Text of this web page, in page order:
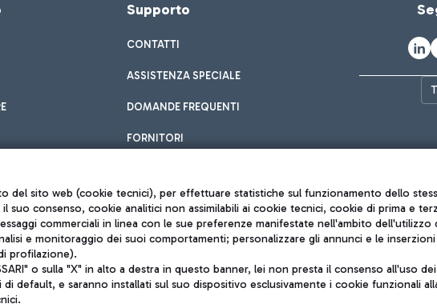
Supporto
CONTATTI
ASSISTENZA SPECIALE
DOMANDE FREQUENTI
FORNITORI
Note legali
Mappa sito
Roma FCO
L'aeroporto
del sito web (cookie tecnici), per effettuare statistiche sul funzionamento dello
suo consenso, cookie analitici non assimilabili ai cookie tecnici, cookie di prima e
commerciali in linea con le sue preferenze manifestate nell'ambito dell'utilizzo
e monitoraggio dei suoi comportamenti; personalizzare gli annunci e le
profilazione).
o sulla "X" in alto a destra in questo banner, lei non presta il consenso all'uso
default, e saranno installati sul suo dispositivo esclusivamente i cookie funzionali